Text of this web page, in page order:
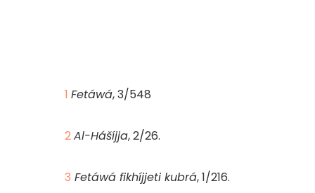
1 Fetáwá, 3/548
2Al-Hášíjja, 2/26.
3 Fetáwá fikhíjjeti kubrá, 1/216.